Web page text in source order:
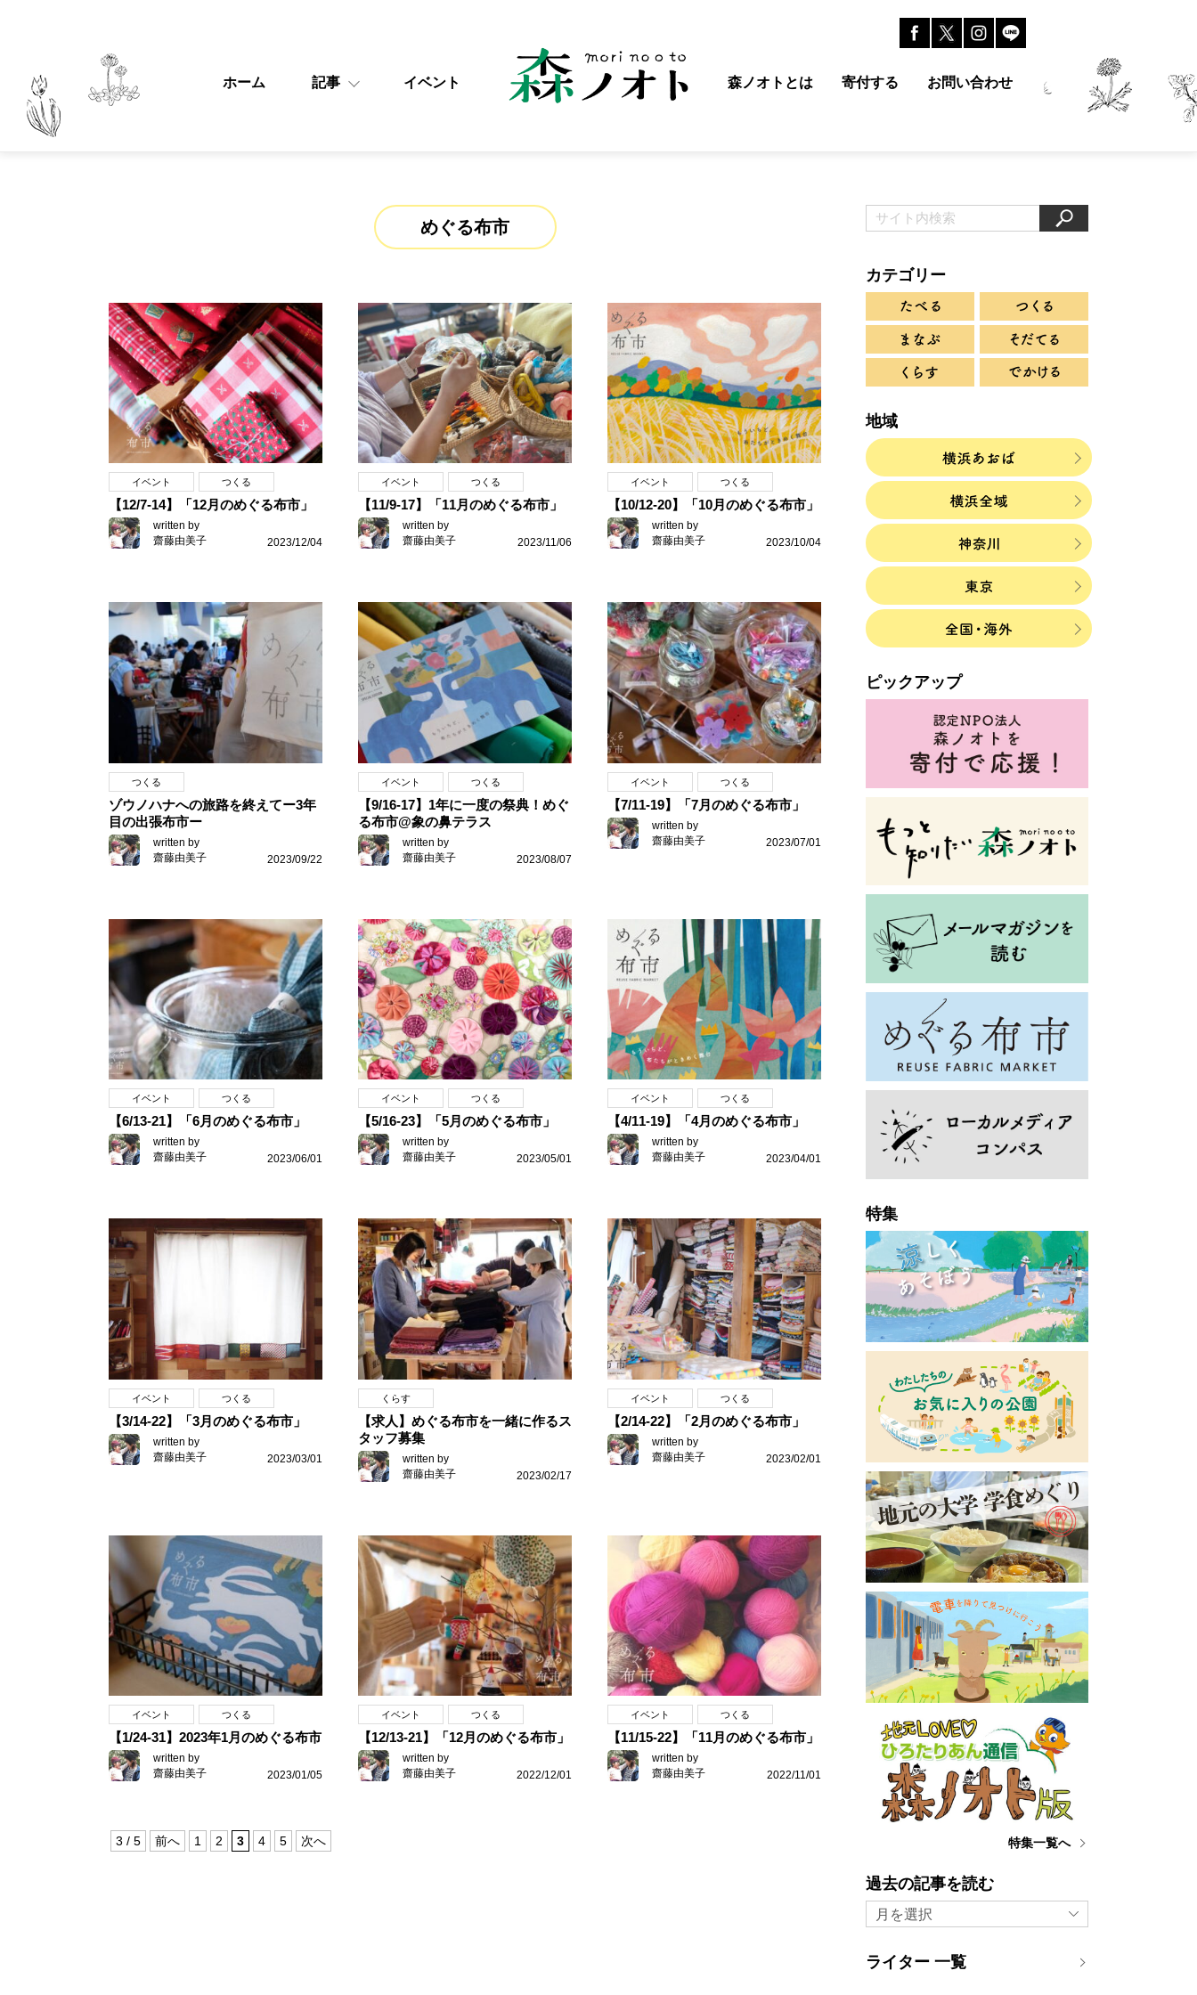
ホーム 記事 イベント 森ノオトとは 寄付する お問い合わせ
めぐる布市
イベント つくる
【12/7-14】「12月のめぐる布市」
written by
齋藤由美子
2023/12/04
イベント つくる
【11/9-17】「11月のめぐる布市」
written by
齋藤由美子
2023/11/06
イベント つくる
【10/12-20】「10月のめぐる布市」
written by
齋藤由美子
2023/10/04
つくる
ゾウノハナへの旅路を終えてー3年
目の出張布市ー
written by
齋藤由美子
2023/09/22
イベント つくる
【9/16-17】1年に一度の祭典！めぐ
る布市@象の鼻テラス
written by
齋藤由美子
2023/08/07
イベント つくる
【7/11-19】「7月のめぐる布市」
written by
齋藤由美子
2023/07/01
イベント つくる
【6/13-21】「6月のめぐる布市」
written by
齋藤由美子
2023/06/01
イベント つくる
【5/16-23】「5月のめぐる布市」
written by
齋藤由美子
2023/05/01
イベント つくる
【4/11-19】「4月のめぐる布市」
written by
齋藤由美子
2023/04/01
イベント つくる
【3/14-22】「3月のめぐる布市」
written by
齋藤由美子
2023/03/01
くらす
【求人】めぐる布市を一緒に作るス
タッフ募集
written by
齋藤由美子
2023/02/17
イベント つくる
【2/14-22】「2月のめぐる布市」
written by
齋藤由美子
2023/02/01
イベント つくる
【1/24-31】2023年1月のめぐる布市
written by
齋藤由美子
2023/01/05
イベント つくる
【12/13-21】「12月のめぐる布市」
written by
齋藤由美子
2022/12/01
イベント つくる
【11/15-22】「11月のめぐる布市」
written by
齋藤由美子
2022/11/01
3 / 5 前へ 1 2 3 4 5 次へ
カテゴリー
地域
ピックアップ
特集
特集一覧へ
過去の記事を読む
月を選択
ライター 一覧